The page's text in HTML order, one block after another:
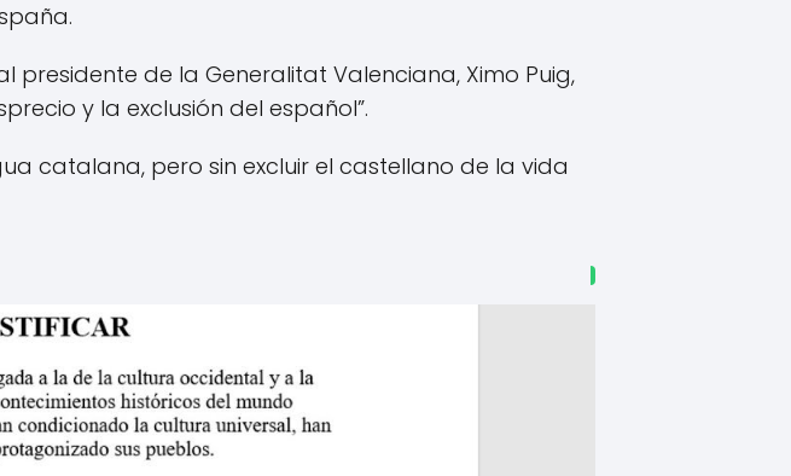
de la Generalitat Valenciana, Ximo Puig,
y la exclusión del español”.
catalana, pero sin excluir el castellano de la vida